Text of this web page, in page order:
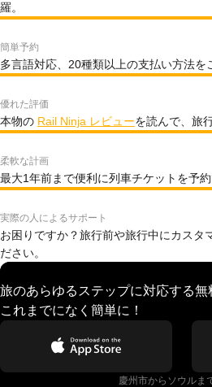
羅。
簡単予約
多言語対応、20種類以上の支払い方法を
優れた評価
本物の Rail Ninja レビューを読んで、旅
柔軟な計画
最大1年前まで便利に列車チケットを予約
実際の人によるサポート
お困りですか？旅行前や旅行中にカスタ
ださい。
旅のあらゆるステップに対応する
これまでになく簡単に！
慶州市からソウルま